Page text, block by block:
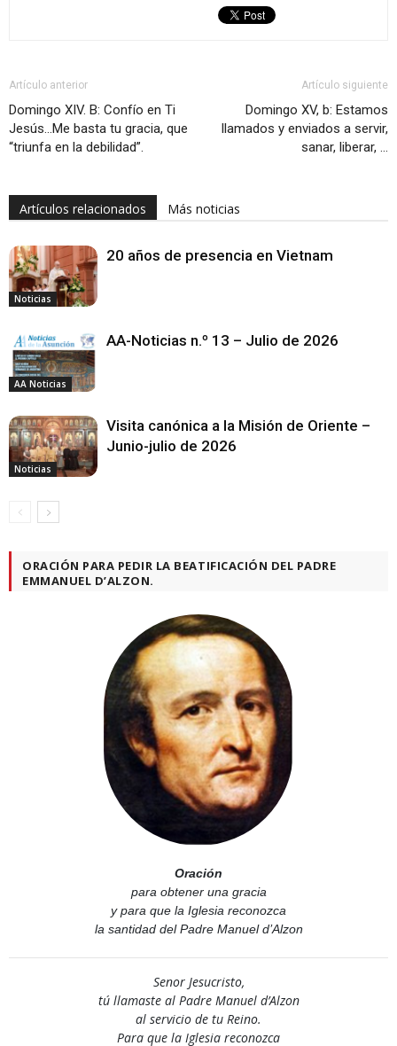
Artículo anterior
Domingo XIV. B: Confío en Ti
Jesús…Me basta tu gracia, que
“triunfa en la debilidad”.
Artículo siguiente
Domingo XV, b: Estamos
llamados y enviados a servir,
sanar, liberar, …
Artículos relacionados Más noticias
Noticias
20 años de presencia en Vietnam
AA Noticias
AA-Noticias n.º 13 – Julio de 2026
Noticias
Visita canónica a la Misión de Oriente –
Junio-julio de 2026
ORACIÓN PARA PEDIR LA BEATIFICACIÓN DEL PADRE
EMMANUEL D’ALZON.
Oración
para obtener una gracia
y para que la Iglesia reconozca
la santidad del Padre Manuel d’Alzon
Senor Jesucristo,
tú llamaste al Padre Manuel d’Alzon
al servicio de tu Reino.
Para que la Iglesia reconozca